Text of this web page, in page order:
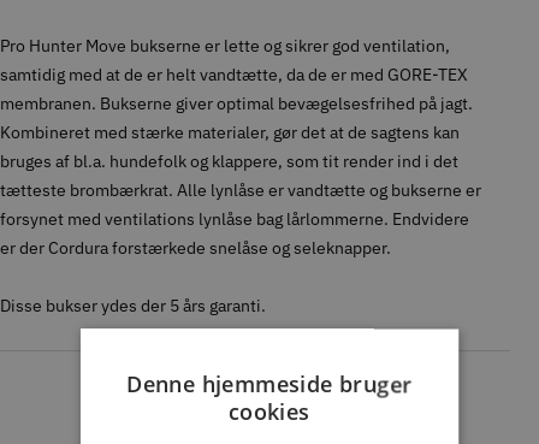
Pro Hunter Move bukserne er lette og sikrer god ventilation,
samtidig med at de er helt vandtætte, da de er med GORE-TEX
membranen. Bukserne giver optimal bevægelsesfrihed på jagt.
Kombineret med stærke materialer, gør det at de sagtens kan
bruges af bl.a. hundefolk og klappere, som tit render ind i det
tætteste brombærkrat. Alle lynlåse er vandtætte og bukserne er
forsynet med ventilations lynlåse bag lårlommerne. Endvidere
er der Cordura forstærkede snelåse og seleknapper.
Disse bukser ydes der 5 års garanti.
Kundeanmeldelser
Denne hjemmeside bruger
cookies